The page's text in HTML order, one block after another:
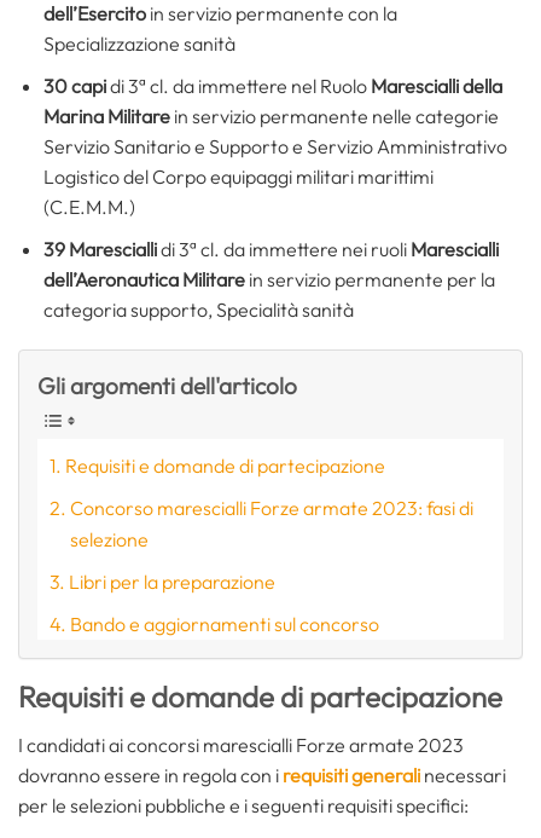
dell’Esercitoin servizio permanente con la
Specializzazione sanità
30 capidi 3ª cl. da immettere nel Ruolo Marescialli della
Marina Militarein servizio permanente nelle categorie
Servizio Sanitario e Supporto e Servizio Amministrativo
Logistico del Corpo equipaggi militari marittimi
(C.E.M.M.)
39 Maresciallidi 3ª cl. da immettere nei ruoli Marescialli
dell’Aeronautica Militarein servizio permanente per la
categoria supporto, Specialità sanità
Gli argomenti dell'articolo
Requisiti e domande di partecipazione
Concorso marescialli Forze armate 2023: fasi di
selezione
Libri per la preparazione
Bando e aggiornamenti sul concorso
Requisiti e domande di partecipazione
I candidati ai concorsi marescialli Forze armate 2023
dovranno essere in regola con i requisiti generali necessari
per le selezioni pubbliche e i seguenti requisiti specifici: